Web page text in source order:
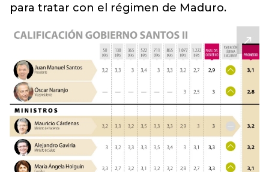
para tratar con el régimen de Maduro.